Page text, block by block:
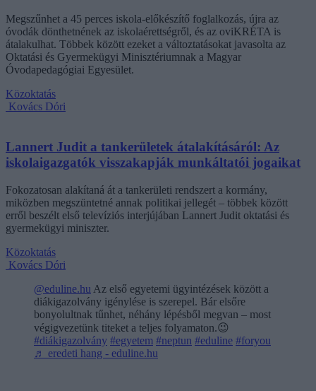
Megszűnhet a 45 perces iskola-előkészítő foglalkozás, újra az
óvodák dönthetnének az iskolaérettségről, és az oviKRÉTA is
átalakulhat. Többek között ezeket a változtatásokat javasolta az
Oktatási és Gyermekügyi Minisztériumnak a Magyar
Óvodapedagógiai Egyesület.
Közoktatás
Kovács Dóri
Lannert Judit a tankerületek átalakításáról: Az
iskolaigazgatók visszakapják munkáltatói jogaikat
Fokozatosan alakítaná át a tankerületi rendszert a kormány,
miközben megszüntetné annak politikai jellegét – többek között
erről beszélt első televíziós interjújában Lannert Judit oktatási és
gyermekügyi miniszter.
Közoktatás
Kovács Dóri
@eduline.hu Az első egyetemi ügyintézések között a
diákigazolvány igénylése is szerepel. Bár elsőre
bonyolultnak tűnhet, néhány lépésből megvan – most
végigvezetünk titeket a teljes folyamaton.😉
#diákigazolvány #egyetem #neptun #eduline #foryou
♬ eredeti hang - eduline.hu